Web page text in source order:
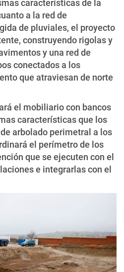
características de la
a la red de
de pluviales, el proyecto
construyendo rigolas y
y una red de
conectados a los
que atraviesan de norte
el mobiliario con bancos
características que los
arbolado perimetral a los
el perímetro de los
que se ejecuten con el
e integrarlas con el